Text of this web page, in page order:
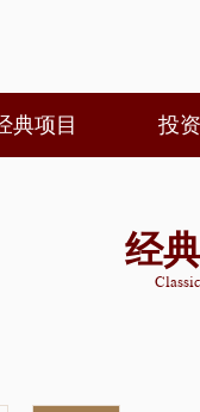
典项目 投
经